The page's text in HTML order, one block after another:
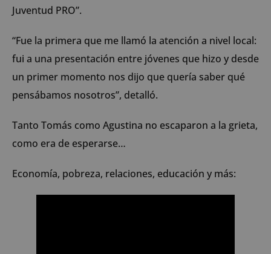
Juventud PRO”.
“Fue la primera que me llamó la atención a nivel local:
fui a una presentación entre jóvenes que hizo y desde
un primer momento nos dijo que quería saber qué
pensábamos nosotros”, detalló.
Tanto Tomás como Agustina no escaparon a la grieta,
como era de esperarse…
Economía, pobreza, relaciones, educación y más: